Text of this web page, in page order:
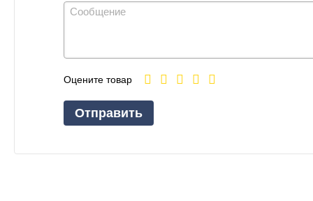
Оцените товар
Отправить